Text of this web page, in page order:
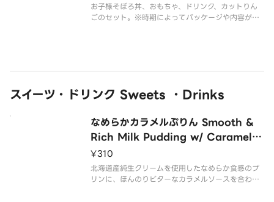
お子様そぼろ丼、おもちゃ、ドリンク、カットりん
ごのセット。※時期によってパッケージや内容が異
スイーツ・ドリンク Sweets ・Drinks
なめらかカラメルぷりん Smooth &
Rich Milk Pudding w/ Caramel S
auce
¥310
北海道産純生クリームを使用したなめらか食感のプ
リンに、ほんのりビターなカラメルソースを合わせ